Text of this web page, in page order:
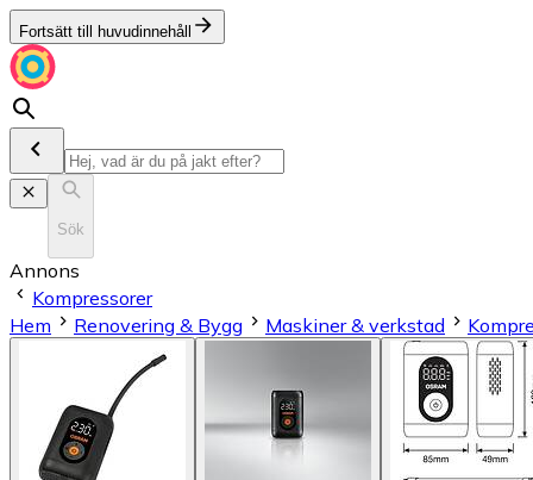
Fortsätt till huvudinnehåll
Sök
Annons
Kompressorer
Hem
Renovering & Bygg Maskiner & verkstad